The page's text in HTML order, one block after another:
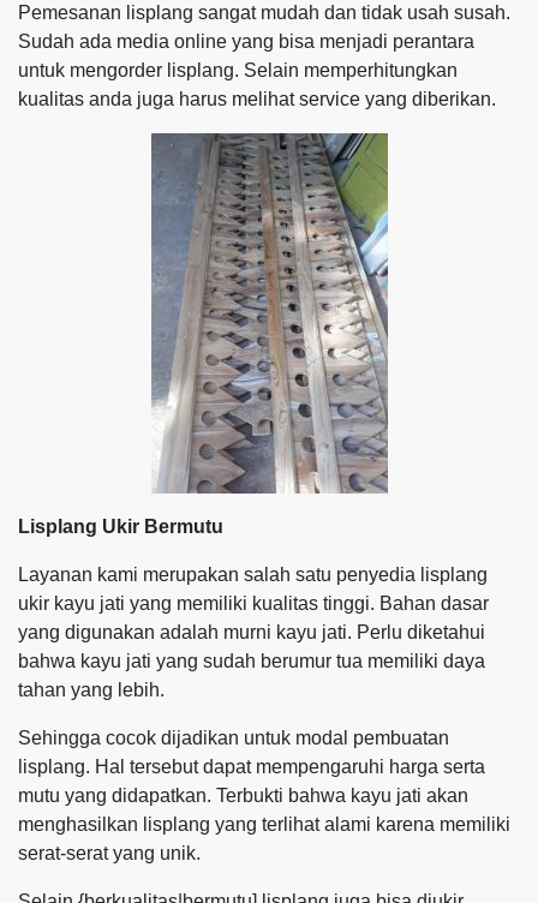
Pemesanan lisplang sangat mudah dan tidak usah susah.
Sudah ada media online yang bisa menjadi perantara
untuk mengorder lisplang. Selain memperhitungkan
kualitas anda juga harus melihat service yang diberikan.
Lisplang Ukir Bermutu
Layanan kami merupakan salah satu penyedia lisplang
ukir kayu jati yang memiliki kualitas tinggi. Bahan dasar
yang digunakan adalah murni kayu jati. Perlu diketahui
bahwa kayu jati yang sudah berumur tua memiliki daya
tahan yang lebih.
Sehingga cocok dijadikan untuk modal pembuatan
lisplang. Hal tersebut dapat mempengaruhi harga serta
mutu yang didapatkan. Terbukti bahwa kayu jati akan
menghasilkan lisplang yang terlihat alami karena memiliki
serat-serat yang unik.